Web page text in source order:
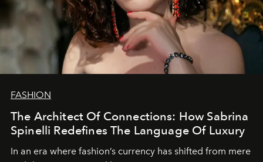
FASHION
The Architect Of Connections: How Sabrina
Spinelli Redefines The Language Of Luxury
In an era where fashion’s currency has shifted from mere